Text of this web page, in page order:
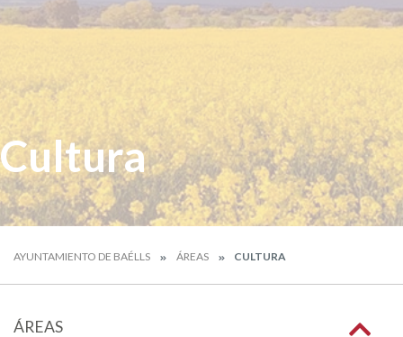
Cultura
AYUNTAMIENTO DE BAÉLLS ÁREAS CULTURA
ÁREAS